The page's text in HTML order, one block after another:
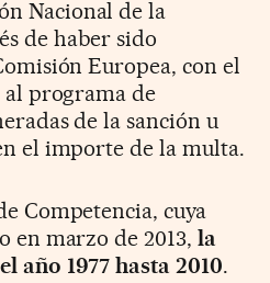
Nacional de la
de haber sido
Europea, con el
al programa de
de la sanción u
el importe de la multa.
Competencia, cuya
en marzo de 2013,la
año 1977 hasta 2010.